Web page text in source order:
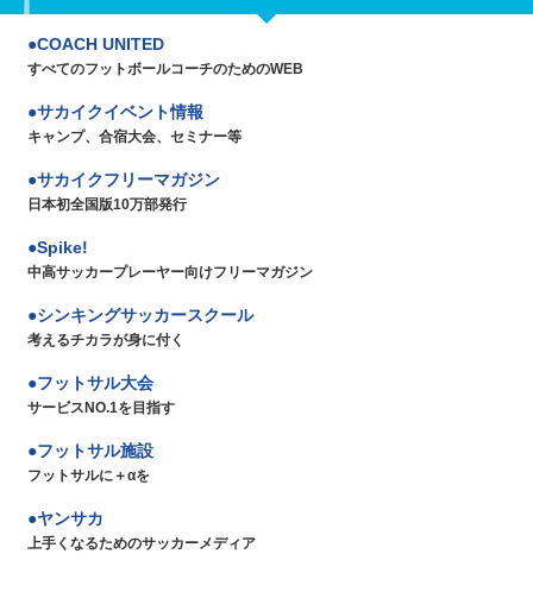
COACH UNITED
すべてのフットボールコーチのためのWEB
サカイクイベント情報
キャンプ、合宿大会、セミナー等
サカイクフリーマガジン
日本初全国版10万部発行
Spike!
中高サッカープレーヤー向けフリーマガジン
シンキングサッカースクール
考えるチカラが身に付く
フットサル大会
サービスNO.1を目指す
フットサル施設
フットサルに＋αを
ヤンサカ
上手くなるためのサッカーメディア